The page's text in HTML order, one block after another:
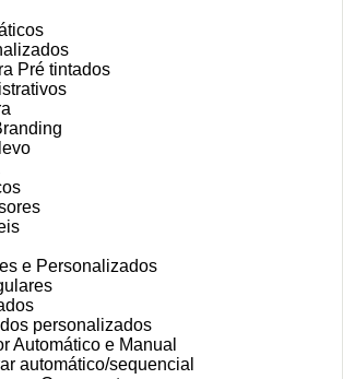
Pré tintados
e Personalizados
personalizados
Automático e Manual
automático/sequencial